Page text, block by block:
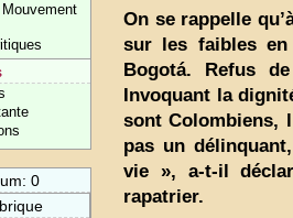
0
On se rappelle
sur les faibles en
Bogotá. Refus
Invoquant la
sont Colombiens,
pas un
vie », a-t-il
rapatrier.